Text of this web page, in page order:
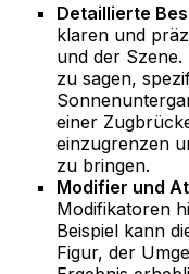
Detaillierte
klaren und
und der
zu sagen,
einer
einzugrenzen
zu bringen.
Modifier und
Modifikatoren
Beispiel kann
Figur, der